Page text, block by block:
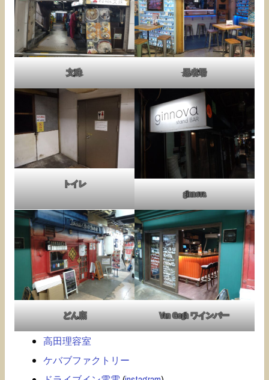
文殊 忍者場
トイレ
ginnova
どん底 Van Gogh ワインバー
高田理容室
ケバブファクトリー